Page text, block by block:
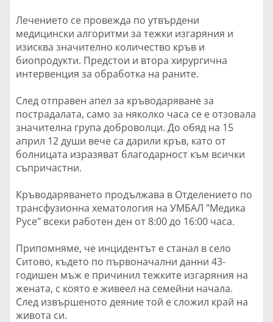
Лечението се провежда по утвърдени
медицински алгоритми за тежки изгаряния и
изисква значително количество кръв и
биопродукти. Предстои и втора хирургична
интервенция за обработка на раните.
След отправен апел за кръводаряване за
пострадалата, само за няколко часа се е отзовала
значителна група доброволци. До обяд на 15
април 12 души вече са дарили кръв, като от
болницата изразяват благодарност към всички
съпричастни.
Кръводаряването продължава в Отделението по
трансфузионна хематология на УМБАЛ "Медика
Русе" всеки работен ден от 8:00 до 16:00 часа.
Припомняме, че инцидентът е станал в село
Ситово, където по първоначални данни 43-
годишен мъж е причинил тежките изгаряния на
жената, с която е живеел на семейни начала.
След извършеното деяние той е сложил край на
живота си.